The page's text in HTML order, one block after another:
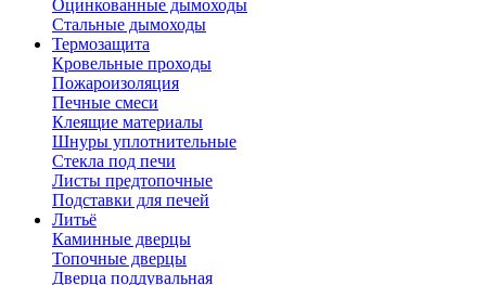
Оцинкованные дымоходы
Стальные дымоходы
Термозащита
Кровельные проходы
Пожароизоляция
Печные смеси
Клеящие материалы
Шнуры уплотнительные
Стекла под печи
Листы предтопочные
Подставки для печей
Литьё
Каминные дверцы
Топочные дверцы
Дверца поддувальная